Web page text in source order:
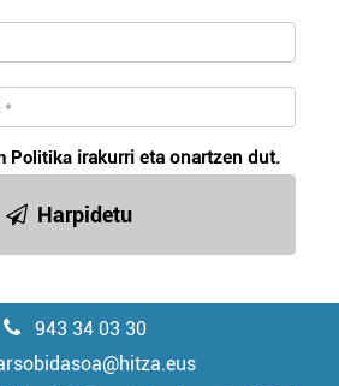
Politika irakurri eta onartzen dut.
Harpidetu
943 34 03 30